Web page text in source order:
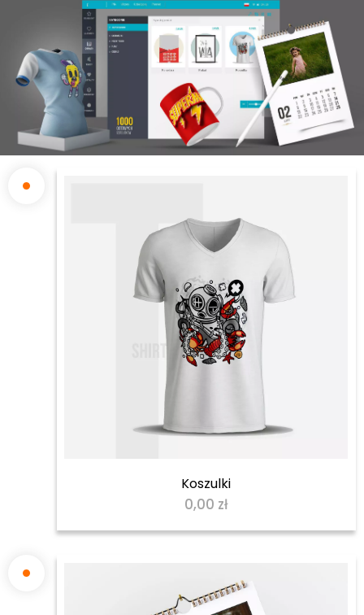
Koszulki
0,00 zł